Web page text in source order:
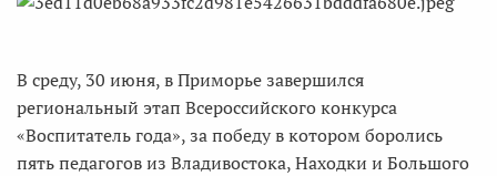
В среду, 30 июня, в Приморье завершился
региональный этап Всероссийского конкурса
«Воспитатель года», за победу в котором боролись
пять педагогов из Владивостока, Находки и Большого